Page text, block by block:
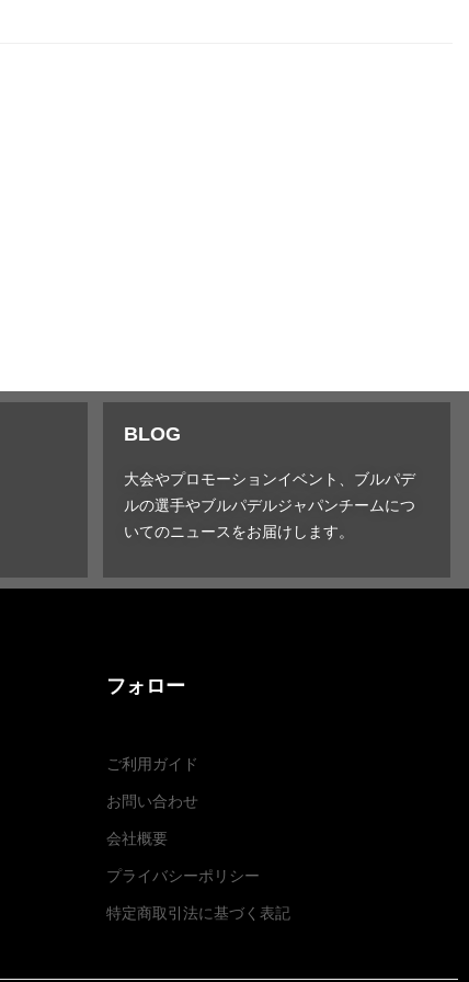
BLOG
大会やプロモーションイベント、ブルパデ
ルの選手やブルパデルジャパンチームにつ
いてのニュースをお届けします。
フォロー
ご利用ガイド
お問い合わせ
会社概要
プライバシーポリシー
特定商取引法に基づく表記